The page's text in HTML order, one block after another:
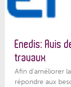
Enedis: Avis
travaux
Afin d’améliorer
répondre aux